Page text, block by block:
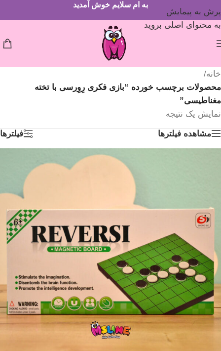
پرش به پیمایش
به محتوای اصلی بروید
به ام سلایم خوش آمدید
خانه/
محصولات برچسب خورده “بازی فکری رِوِرسی با تخته
مغناطیسی”
نمایش یک نتیجه
مشاهده فیلترها فیلترها